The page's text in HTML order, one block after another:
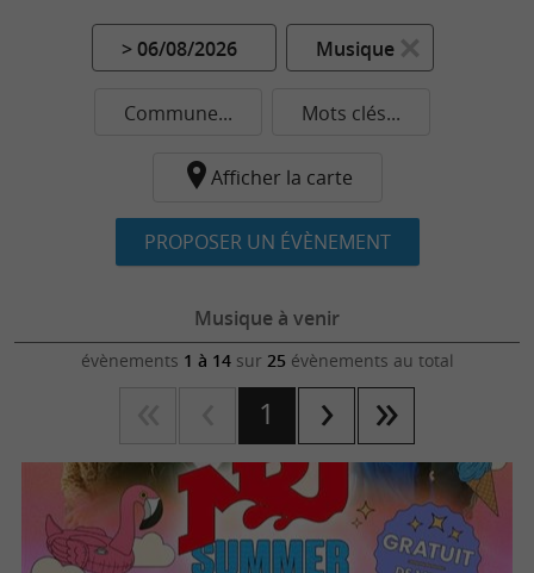
> 06/08/2026 Musique
Commune... Mots clés...
Afficher la carte
PROPOSER UN ÉVÈNEMENT
Musique à venir
évènements 1 à 14sur 25 évènements au total
1